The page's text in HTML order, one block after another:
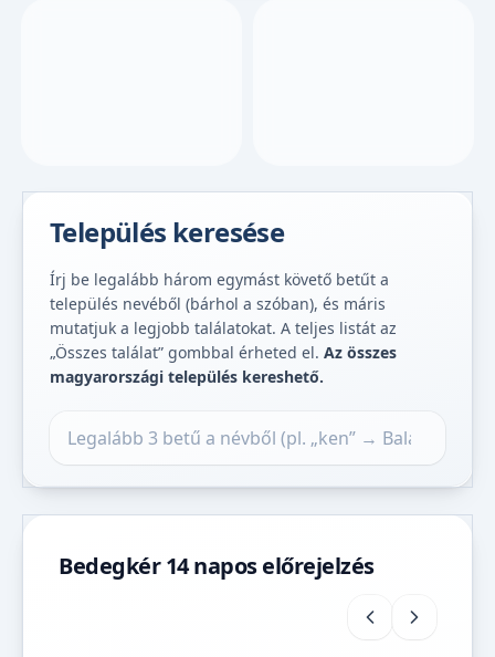
Település keresése
Írj be legalább három egymást követő betűt a
település nevéből (bárhol a szóban), és máris
mutatjuk a legjobb találatokat. A teljes listát az
„Összes találat” gombbal érheted el. Az összes
magyarországi település kereshető.
Bedegkér 14 napos előrejelzés